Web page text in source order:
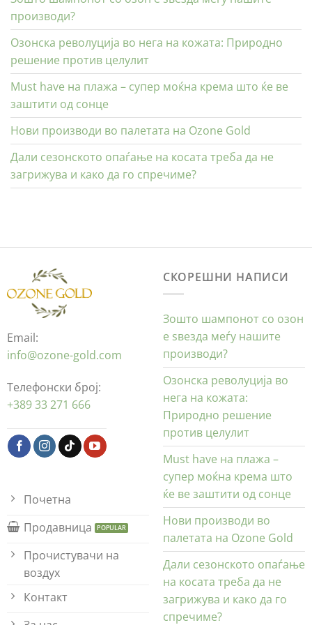
производи?
Озонска револуција во нега на кожата: Природно
решение против целулит
Must have на плажа – супер моќна крема што ќе ве
заштити од сонце
Нови производи во палетата на Ozone Gold
Дали сезонското опаѓање на косата треба да не
загрижува и како да го спречиме?
Email:
info@ozone-gold.com
Телефонски број:
+389 33 271 666
Почетна
Продавница
Прочистувачи на
воздух
Контакт
СКОРЕШНИ НАПИСИ
Зошто шампонот со озон
е ѕвезда меѓу нашите
производи?
Озонска револуција во
нега на кожата:
Природно решение
против целулит
Must have на плажа –
супер моќна крема што
ќе ве заштити од сонце
Нови производи во
палетата на Ozone Gold
Дали сезонското опаѓање
на косата треба да не
загрижува и како да го
спречиме?